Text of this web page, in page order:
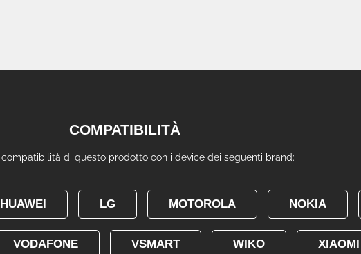
COMPATIBILITÀ
di questo prodotto con i device dei seguenti brand:
HUAWEI LG MOTOROLA NOKIA
VODAFONE VSMART WIKO XIAOMI